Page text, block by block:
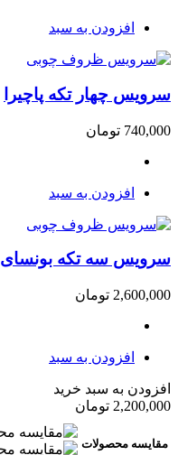
افزودن به سبد
سرویس چهار تکه پاچیرا
740,000 تومان
افزودن به سبد
سرویس سه تکه بونسای
2,600,000 تومان
افزودن به سبد
افزودن به سبد خرید
2,200,000 تومان
مقایسه محصولات